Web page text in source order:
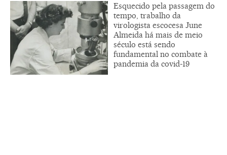
Esquecido pela passagem do
tempo, trabalho da
virologista escocesa June
Almeida há mais de meio
século está sendo
fundamental no combate à
pandemia da covid-19